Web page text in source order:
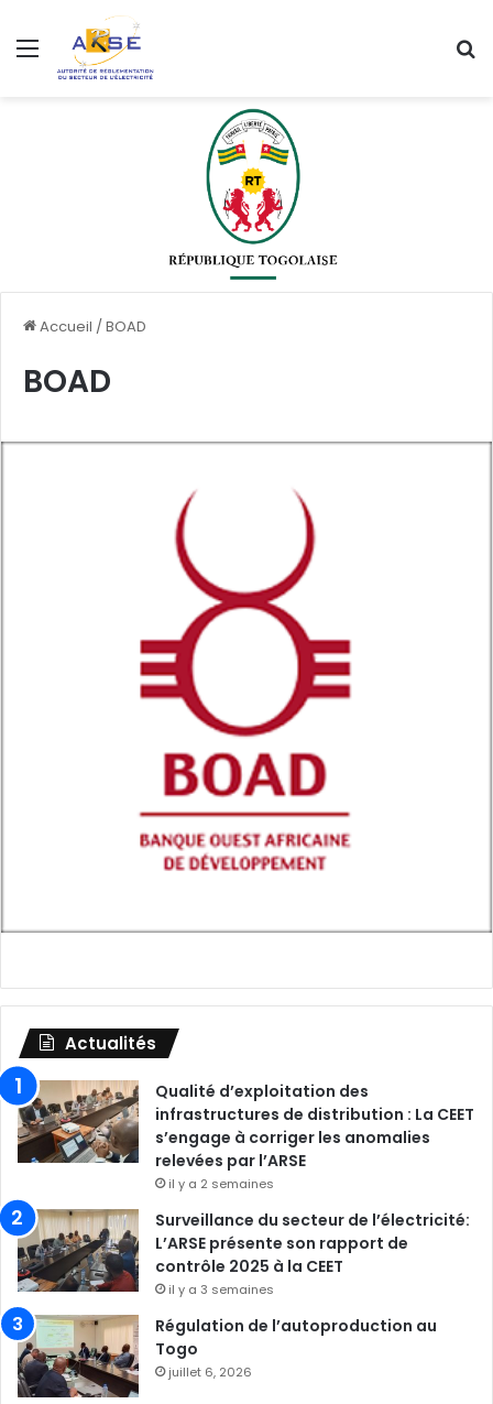
Menu
Accueil /BOAD
BOAD
Actualités
Qualité d’exploitation des
infrastructures de distribution : La CEET
s’engage à corriger les anomalies
relevées par l’ARSE
il y a 2 semaines
Surveillance du secteur de l’électricité:
L’ARSE présente son rapport de
contrôle 2025 à la CEET
il y a 3 semaines
Régulation de l’autoproduction au
Togo
juillet 6, 2026